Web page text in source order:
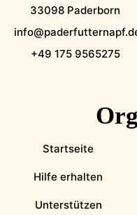
33098 Paderborn
+49 175 9565275
Startseite
Hilfe erhalten
Unterstützen